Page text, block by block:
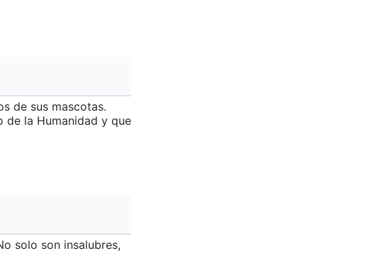
de sus mascotas.
de la Humanidad y que
solo son insalubres,